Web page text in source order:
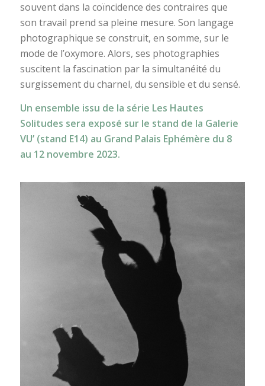
souvent dans la coïncidence des contraires que
son travail prend sa pleine mesure. Son langage
photographique se construit, en somme, sur le
mode de l’oxymore. Alors, ses photographies
suscitent la fascination par la simultanéité du
surgissement du charnel, du sensible et du sensé.
Un ensemble issu de la série Les Hautes
Solitudes sera exposé sur le stand de la Galerie
VU’ (stand E14) au Grand Palais Ephémère du 8
au 12 novembre 2023.